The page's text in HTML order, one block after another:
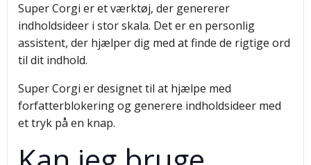
Super Corgi er et værktøj, der genererer
indholdsideer i stor skala. Det er en personlig
assistent, der hjælper dig med at finde de rigtige ord
til dit indhold.
Super Corgi er designet til at hjælpe med
forfatterblokering og generere indholdsideer med
et tryk på en knap.